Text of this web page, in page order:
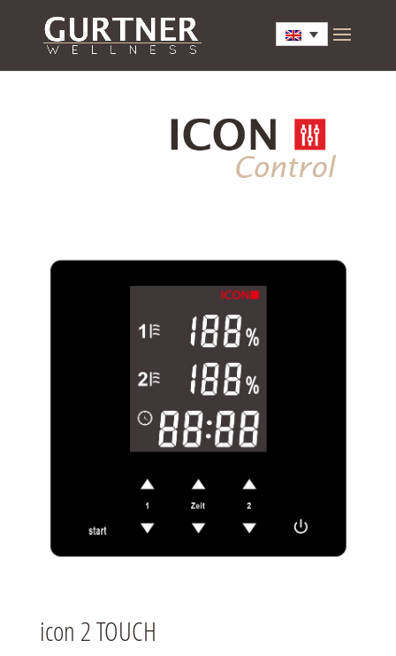
icon 2 TOUCH